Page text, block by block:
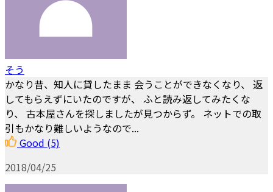
そう
かなり昔、知人に貸したまま 会うことができなくなり、 返
してもらえずにいたのですが、 ふと読み返してみたくな
り、 古本屋さんを探しましたが見つからず。 ネットでの取
引もかなり難しいようなので...
Good (5)
2018/04/25